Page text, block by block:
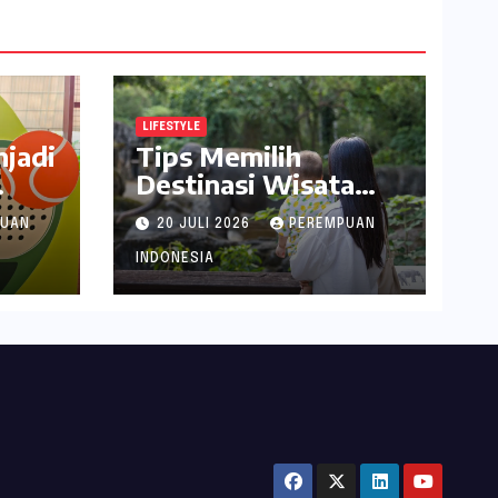
LIFESTYLE
Tips Memilih
Destinasi Wisata
Seru di Jabodetabek
ala inDrive
20 JULI 2026 PEREMPUAN
INDONESIA